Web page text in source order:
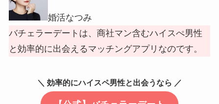
婚活なつみ
バチェラーデートは、商社マン含むハイスぺ男性
と効率的に出会えるマッチングアプリなのです。
＼ 効率的にハイスペ男性と出会うなら ／